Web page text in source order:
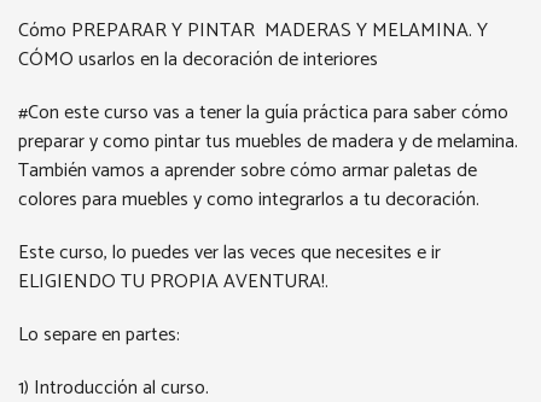
Cómo PREPARAR Y PINTAR MADERAS Y MELAMINA. Y
CÓMO usarlos en la decoración de interiores
#Con este curso vas a tener la guía práctica para saber cómo
preparar y como pintar tus muebles de madera y de melamina.
También vamos a aprender sobre cómo armar paletas de
colores para muebles y como integrarlos a tu decoración.
Este curso, lo puedes ver las veces que necesites e ir
ELIGIENDO TU PROPIA AVENTURA!.
Lo separe en partes:
1) Introducción al curso.